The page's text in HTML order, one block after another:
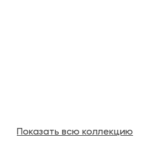
Показать всю коллекцию